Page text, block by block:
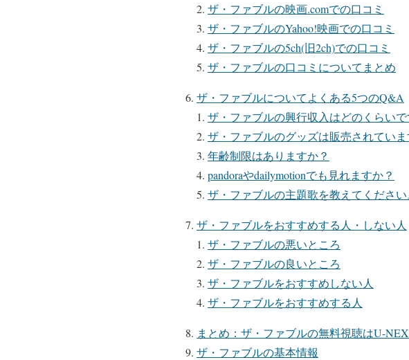
ザ・ファブルの映画.comでの口コミ
ザ・ファブルのYahoo!映画での口コミ
ザ・ファブルの5ch(旧2ch)での口コミ
ザ・ファブルの口コミについてまとめ
ザ・ファブルについてよくある5つのQ&A
ザ・ファブルの興行収入はどのくらいで
ザ・ファブルのグッズは販売されていま
年齢制限はありますか？
pandoraやdailymotionでも見れますか？
ザ・ファブルの主題歌を教えてください
ザ・ファブルをおすすめする人・しない人
ザ・ファブルの悪いところ
ザ・ファブルの良いところ
ザ・ファブルをおすすめしない人
ザ・ファブルをおすすめする人
まとめ：ザ・ファブルの無料視聴はU-
ザ・ファブルの基本情報